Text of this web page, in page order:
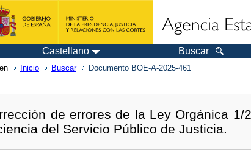
Castellano Buscar
en Inicio Buscar Documento BOE-A-2025-461
de errores de la Ley Orgánica
del Servicio Público de Justicia.